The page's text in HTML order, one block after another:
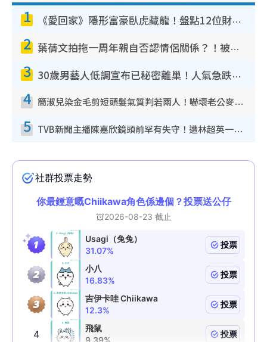
1 《愛回家》隱形富豪臥虎藏龍！盤點12位財氣逼人的有錢藝人：呢位靚女3億身家唔憂做
2 葉蒨文拍拖一周年親自否認情侶關係？！被質疑感情造假竟稱GM「普通同事」
3 30歲男藝人低調宣布已秘密離巢！人氣急跌變失蹤人口︰「這幾年過得並不容易」
4 簡淑兒染金毛剪短頭髮氣質判若兩人！嚇壞老公麥大力都認唔出：「你做咩事？」
5 TVB新聞主播陳嘉欣鏡頭前罕有失守！遭林超英一句說話突襲嚇親當場大笑